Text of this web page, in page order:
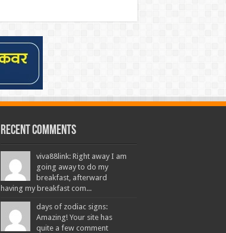
Recent Comments
viva88link: Right away I am
going away to do my
breakfast, afterward
having my breakfast com...
days of zodiac signs:
Amazing! Your site has
quite a few comment